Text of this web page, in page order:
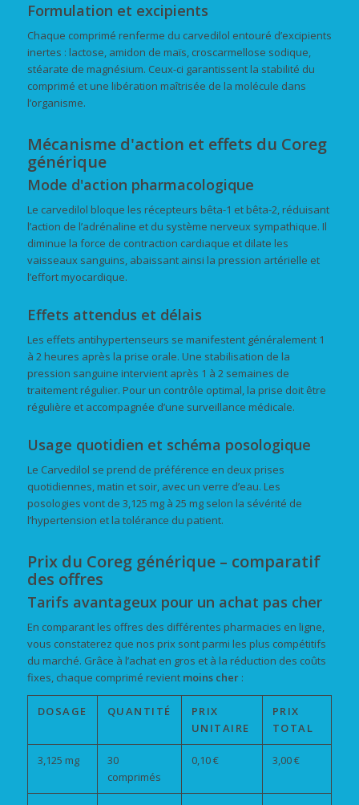
Formulation et excipients
Chaque comprimé renferme du carvedilol entouré d’excipients
inertes : lactose, amidon de maïs, croscarmellose sodique,
stéarate de magnésium. Ceux-ci garantissent la stabilité du
comprimé et une libération maîtrisée de la molécule dans
l’organisme.
Mécanisme d'action et effets du Coreg
générique
Mode d'action pharmacologique
Le carvedilol bloque les récepteurs bêta-1 et bêta-2, réduisant
l’action de l’adrénaline et du système nerveux sympathique. Il
diminue la force de contraction cardiaque et dilate les
vaisseaux sanguins, abaissant ainsi la pression artérielle et
l’effort myocardique.
Effets attendus et délais
Les effets antihypertenseurs se manifestent généralement 1
à 2 heures après la prise orale. Une stabilisation de la
pression sanguine intervient après 1 à 2 semaines de
traitement régulier. Pour un contrôle optimal, la prise doit être
régulière et accompagnée d’une surveillance médicale.
Usage quotidien et schéma posologique
Le Carvedilol se prend de préférence en deux prises
quotidiennes, matin et soir, avec un verre d’eau. Les
posologies vont de 3,125 mg à 25 mg selon la sévérité de
l’hypertension et la tolérance du patient.
Prix du Coreg générique – comparatif
des offres
Tarifs avantageux pour un achat pas cher
En comparant les offres des différentes pharmacies en ligne,
vous constaterez que nos prix sont parmi les plus compétitifs
du marché. Grâce à l’achat en gros et à la réduction des coûts
fixes, chaque comprimé revient moins cher:
DOSAGE QUANTITÉ
PRIX
UNITAIRE
PRIX
TOTAL
3,125 mg
30
comprimés
0,10 € 3,00 €